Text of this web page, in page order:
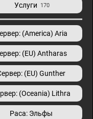
Услуги 170
(America) Aria
(EU) Antharas
(EU) Gunther
(Oceania) Lithra
Раса: Эльфы